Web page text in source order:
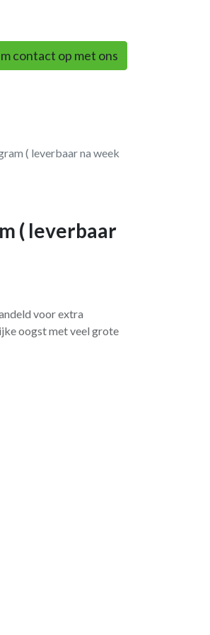
contact op met ons
( leverbaar na week
( leverbaar
voor extra
oogst met veel grote